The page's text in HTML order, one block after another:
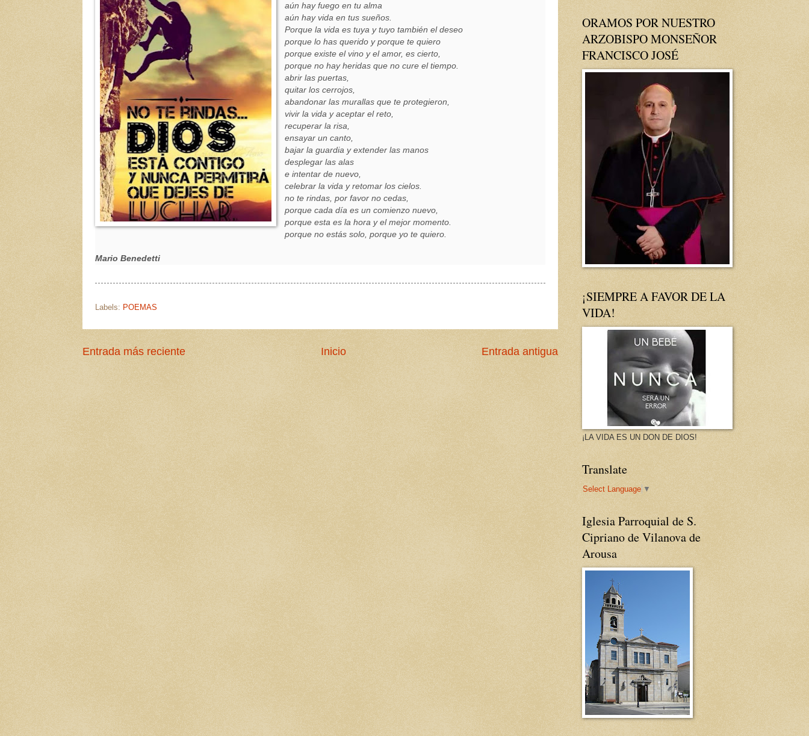
aún hay fuego en tu alma
aún hay vida en tus sueños.
Porque la vida es tuya y tuyo también el deseo
porque lo has querido y porque te quiero
porque existe el vino y el amor, es cierto,
porque no hay heridas que no cure el tiempo.
abrir las puertas,
quitar los cerrojos,
abandonar las murallas que te protegieron,
vivir la vida y aceptar el reto,
recuperar la risa,
ensayar un canto,
bajar la guardia y extender las manos
desplegar las alas
e intentar de nuevo,
celebrar la vida y retomar los cielos.
no te rindas, por favor no cedas,
porque cada día es un comienzo nuevo,
porque esta es la hora y el mejor momento.
porque no estás solo, porque yo te quiero.
Mario Benedetti
Labels: POEMAS
Entrada más reciente Entrada antigua
Inicio
ORAMOS POR NUESTRO
ARZOBISPO MONSEÑOR
FRANCISCO JOSÉ
¡SIEMPRE A FAVOR DE LA
VIDA!
¡LA VIDA ES UN DON DE DIOS!
Translate
Select Language ▼
Iglesia Parroquial de S.
Cipriano de Vilanova de
Arousa